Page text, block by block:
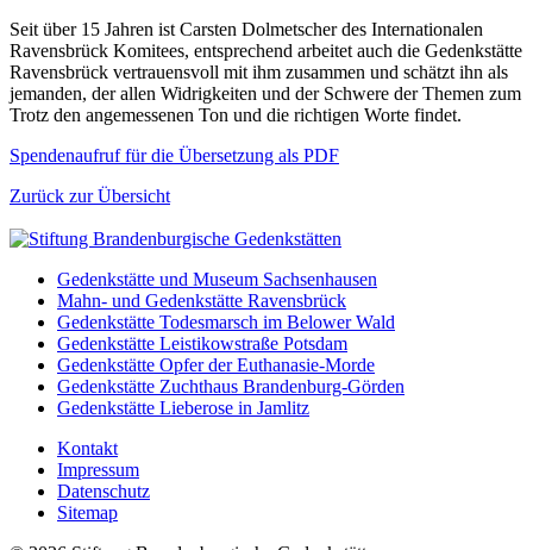
Seit über 15 Jahren ist Carsten Dolmetscher des Internationalen
Ravensbrück Komitees, entsprechend arbeitet auch die Gedenkstätte
Ravensbrück vertrauensvoll mit ihm zusammen und schätzt ihn als
jemanden, der allen Widrigkeiten und der Schwere der Themen zum
Trotz den angemessenen Ton und die richtigen Worte findet.
Spendenaufruf für die Übersetzung als PDF
Zurück zur Übersicht
Gedenkstätte und Museum Sachsenhausen
Mahn- und Gedenkstätte Ravensbrück
Gedenkstätte Todesmarsch im Belower Wald
Gedenkstätte Leistikowstraße Potsdam
Gedenkstätte Opfer der Euthanasie-Morde
Gedenkstätte Zuchthaus Brandenburg-Görden
Gedenkstätte Lieberose in Jamlitz
Kontakt
Impressum
Datenschutz
Sitemap